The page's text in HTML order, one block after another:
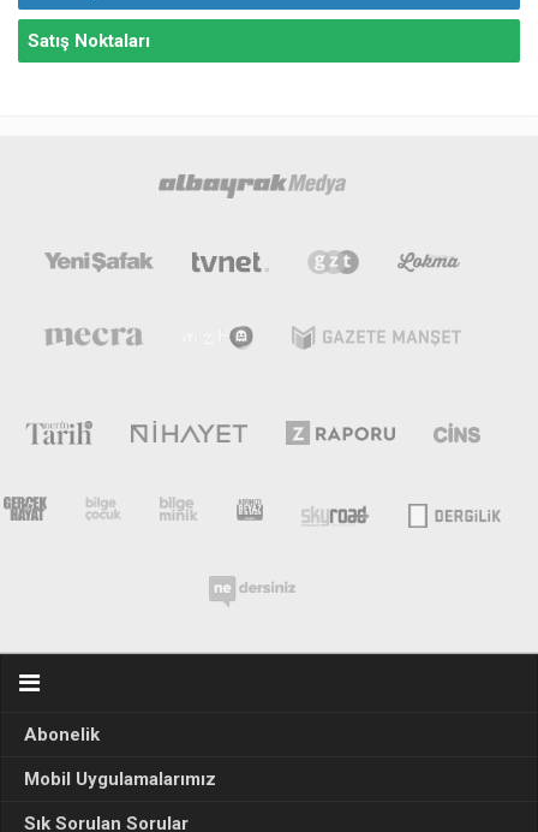
Satış Noktaları
Abonelik
Mobil Uygulamalarımız
Sık Sorulan Sorular